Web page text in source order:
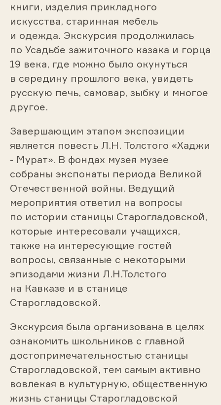
книги, изделия прикладного
искусства, старинная мебель
и одежда. Экскурсия продолжилась
по Усадьбе зажиточного казака и горца
19 века, где можно было окунуться
в середину прошлого века, увидеть
русскую печь, самовар, зыбку и многое
другое.
Завершающим этапом экспозиции
является повесть Л.Н. Толстого «Хаджи
- Мурат». В фондах музея музее
собраны экспонаты периода Великой
Отечественной войны. Ведущий
мероприятия ответил на вопросы
по истории станицы Старогладовской,
которые интересовали учащихся,
также на интересующие гостей
вопросы, связанные с некоторыми
эпизодами жизни Л.Н.Толстого
на Кавказе и в станице
Старогладовской.
Экскурсия была организована в целях
ознакомить школьников с главной
достопримечательностью станицы
Старогладовской, тем самым активно
вовлекая в культурную, общественную
жизнь станицы Старогладовской